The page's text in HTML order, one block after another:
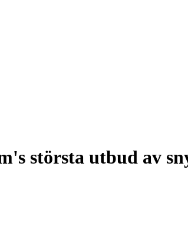
största utbud av